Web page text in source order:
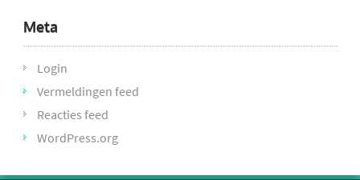
Meta
Login
Vermeldingen feed
Reacties feed
WordPress.org